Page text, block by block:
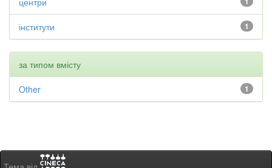
1
інститути
за типом вмісту
1
Other